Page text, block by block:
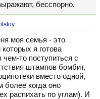
бесспорно.
моя семья - это
я готова
чем-то поступиться с
штампов бомбит,
вместо одной,
более когда оно
распихать по углам). И